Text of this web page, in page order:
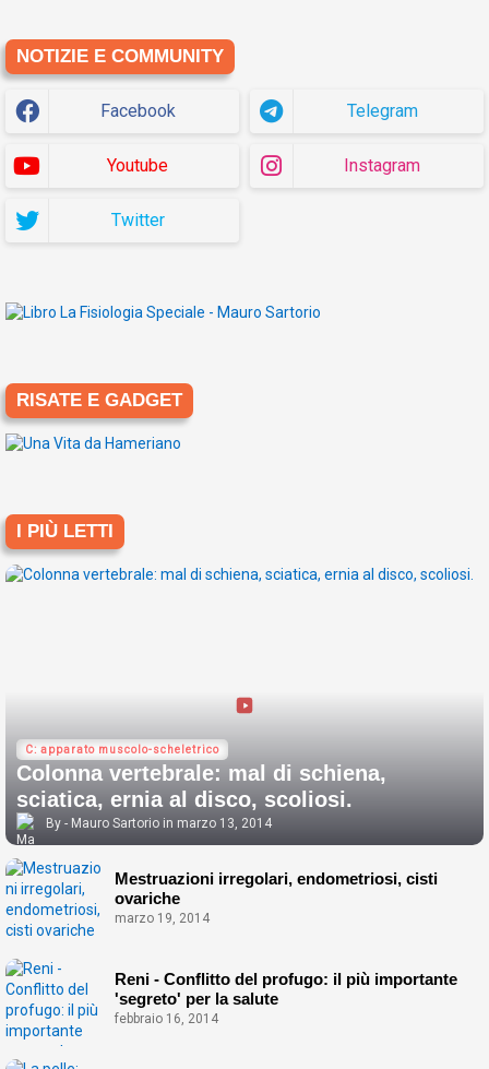
NOTIZIE E COMMUNITY
Facebook Telegram
Youtube Instagram
Twitter
RISATE E GADGET
I PIÙ LETTI
C: apparato muscolo-scheletrico
Colonna vertebrale: mal di schiena,
sciatica, ernia al disco, scoliosi.
Mauro Sartorio marzo 13, 2014
Mestruazioni irregolari, endometriosi, cisti
ovariche
marzo 19, 2014
Reni - Conflitto del profugo: il più importante
'segreto' per la salute
febbraio 16, 2014